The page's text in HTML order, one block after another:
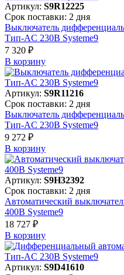
Артикул: S9R12225
Срок поставки: 2 дня
Выключатель
Тип-AC 230В Systeme9
7 320 ₽
В корзинy
Артикул: S9R11216
Срок поставки: 2 дня
Выключатель
Тип-AC 230В Systeme9
9 272 ₽
В корзинy
Артикул: S9H32392
Срок поставки: 2 дня
Автоматический
400В Systeme9
18 727 ₽
В корзинy
Артикул: S9D41610